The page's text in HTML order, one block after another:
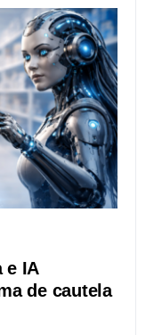
e IA
de cautela